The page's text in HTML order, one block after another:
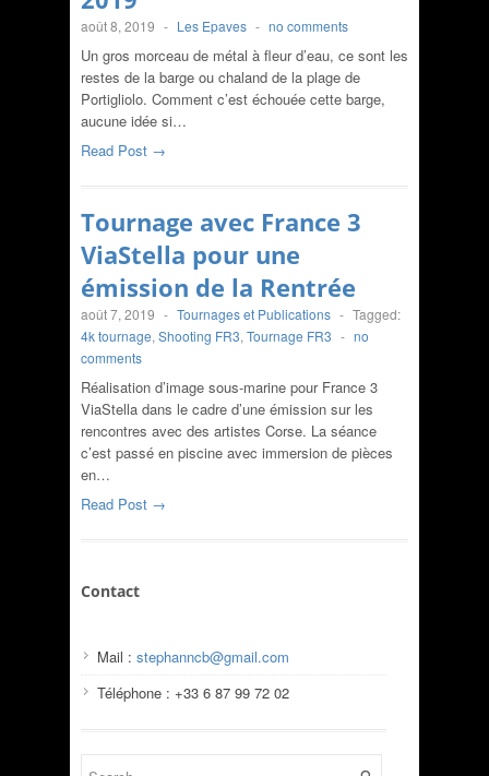
août 8, 2019 - Les Epaves - no comments
Un gros morceau de métal à fleur d’eau, ce sont les
restes de la barge ou chaland de la plage de
Portigliolo. Comment c’est échouée cette barge,
aucune idée si…
Read Post →
Tournage avec France 3
ViaStella pour une
émission de la Rentrée
août 7, 2019 - Tournages et Publications - Tagged:
4k tournage, Shooting FR3, Tournage FR3 - no
comments
Réalisation d’image sous-marine pour France 3
ViaStella dans le cadre d’une émission sur les
rencontres avec des artistes Corse. La séance
c’est passé en piscine avec immersion de pièces
en…
Read Post →
Contact
Mail : stephanncb@gmail.com
Téléphone : +33 6 87 99 72 02